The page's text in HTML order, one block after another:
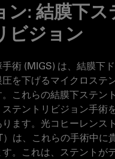
ン: 結膜下ス
ビジョン
術 (MIGS) は、結膜下
を下げるマイクロステ
これらの結膜下ステン
テントリビジョン手術
ります。光コヒーレンス
）は、これらの手術中に
。これは、ステントが